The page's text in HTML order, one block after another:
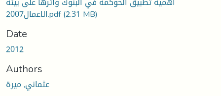
الاعمال2007.pdf(2.31 MB)
Date
2012
Authors
عثماني, ميرة